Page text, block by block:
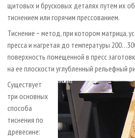
щитовых и брусковых деталях путем их
тиснением или горячим прессованием.
Тиснение − метод, при котором матрица,
пресса и нагретая до температуры
поверхность помещенной в пресс
на ее плоскости углубленный рельефный
Существует
три основных
способа
тиснения по
древесине: